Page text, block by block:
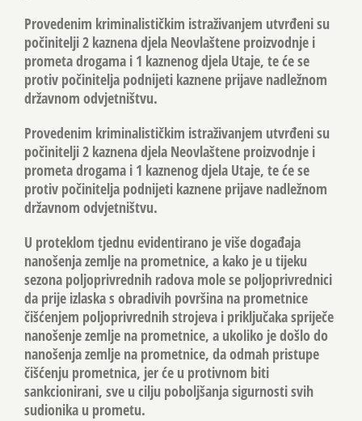
Provedenim kriminalističkim istraživanjem utvrđeni su
počinitelji 2 kaznena djela Neovlaštene proizvodnje i
prometa drogama i 1 kaznenog djela Utaje, te će se
protiv počinitelja podnijeti kaznene prijave nadležnom
državnom odvjetništvu.
Provedenim kriminalističkim istraživanjem utvrđeni su
počinitelji 2 kaznena djela Neovlaštene proizvodnje i
prometa drogama i 1 kaznenog djela Utaje, te će se
protiv počinitelja podnijeti kaznene prijave nadležnom
državnom odvjetništvu.
U proteklom tjednu evidentirano je više događaja
nanošenja zemlje na prometnice, a kako je u tijeku
sezona poljoprivrednih radova mole se poljoprivrednici
da prije izlaska s obradivih površina na prometnice
čišćenjem poljoprivrednih strojeva i priključaka spriječe
nanošenje zemlje na prometnice, a ukoliko je došlo do
nanošenja zemlje na prometnice, da odmah pristupe
čišćenju prometnica, jer će u protivnom biti
sankcionirani, sve u cilju poboljšanja sigurnosti svih
sudionika u prometu.